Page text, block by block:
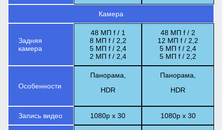
Камера
Задняя
камера
48 МП f / 1
8 МП f / 2,2
5 МП f / 2,4
2 МП f / 2,4
48 МП f / 2
12 МП f / 2,2
5 МП f / 2,4
5 МП f / 2,2
Особенности
Панорама,
HDR
Панорама,
HDR
Запись видео 1080p x 30 1080p x 30